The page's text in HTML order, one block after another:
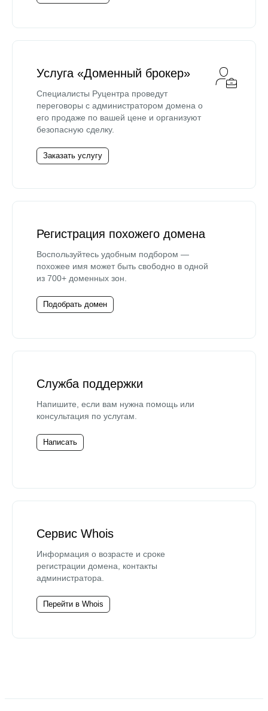
Услуга «Доменный брокер»
Специалисты Руцентра проведут
переговоры с администратором домена о
его продаже по вашей цене и организуют
безопасную сделку.
Заказать услугу
Регистрация похожего домена
Воспользуйтесь удобным подбором —
похожее имя может быть свободно в одной
из 700+ доменных зон.
Подобрать домен
Служба поддержки
Напишите, если вам нужна помощь или
консультация по услугам.
Написать
Сервис Whois
Информация о возрасте и сроке
регистрации домена, контакты
администратора.
Перейти в Whois